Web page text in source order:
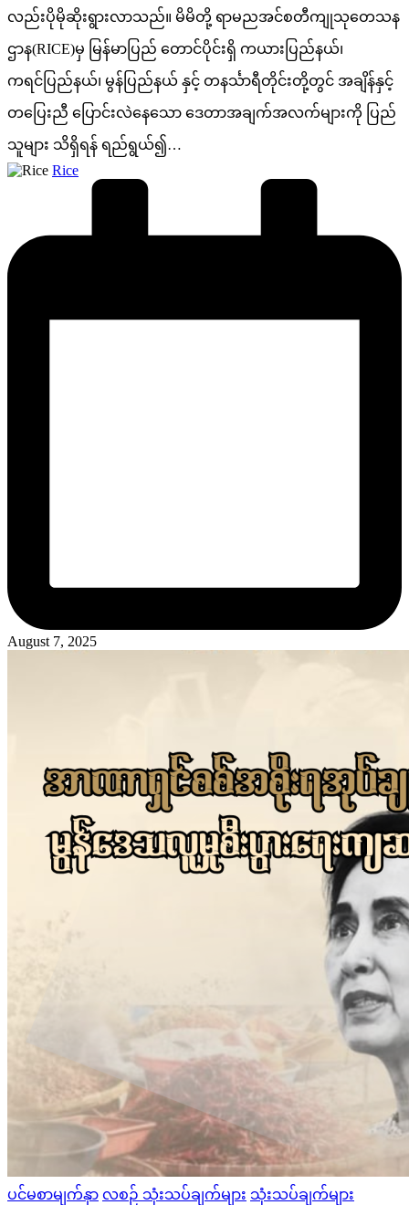
လည်းပိုမိုဆိုးရွားလာသည်။ မိမိတို့ ရာမညအင်စတီကျုသုတေသန
ဌာန(RICE)မှ မြန်မာပြည် တောင်ပိုင်းရှိ ကယားပြည်နယ်၊
ကရင်ပြည်နယ်၊ မွန်ပြည်နယ် နှင့် တနင်္သာရီတိုင်းတို့တွင် အချိန်နှင့်
တပြေးညီ ပြောင်းလဲနေသော ဒေတာအချက်အလက်များကို ပြည်
သူများ သိရှိရန် ရည်ရွယ်၍…
Posted Rice
August 7, 2025
Posted
ပင်မစာမျက်နှာ လစဉ် သုံးသပ်ချက်များ သုံးသပ်ချက်များ